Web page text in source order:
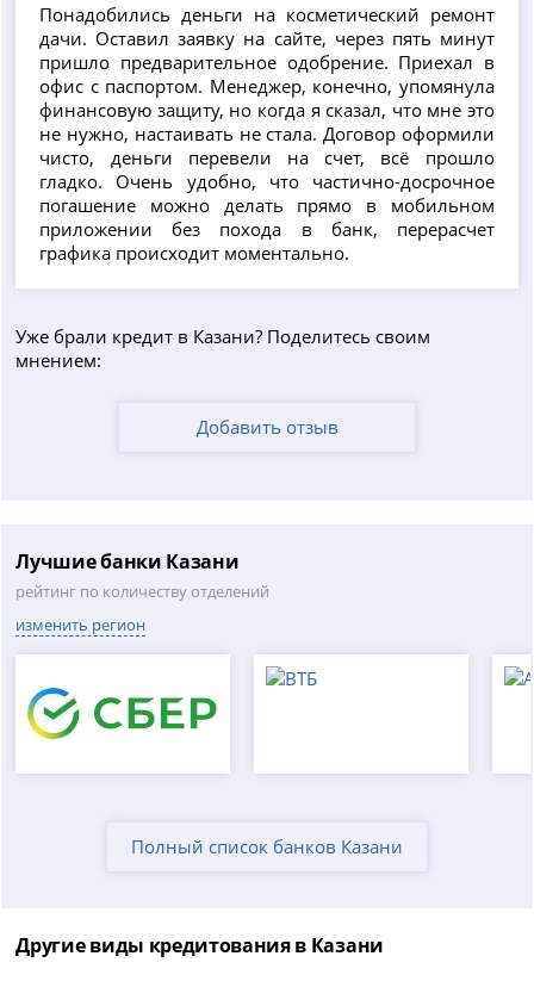
Понадобились деньги на косметический ремонт
дачи. Оставил заявку на сайте, через пять минут
пришло предварительное одобрение. Приехал в
офис с паспортом. Менеджер, конечно, упомянула
финансовую защиту, но когда я сказал, что мне это
не нужно, настаивать не стала. Договор оформили
чисто, деньги перевели на счет, всё прошло
гладко. Очень удобно, что частично-досрочное
погашение можно делать прямо в мобильном
приложении без похода в банк, перерасчет
графика происходит моментально.
Уже брали кредит в Казани? Поделитесь своим
мнением:
Добавить отзыв
Лучшие банки Казани
рейтинг по количеству отделений
изменить регион
Полный список банков Казани
Другие виды кредитования в Казани